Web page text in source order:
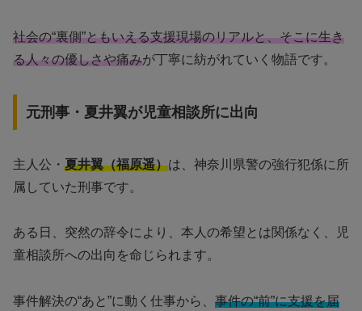
社会の“裏側”ともいえる支援現場のリアルと、そこに生き
る人々の優しさや痛みが丁寧に紡がれていく物語です。
元刑事・夏井翼が児童相談所に出向
主人公・ 夏井翼（福原遥）は、神奈川県警の強行犯係に所
属していた刑事です。
ある日、突然の辞令により、本人の希望とは関係なく、児
童相談所への出向を命じられます。
事件解決の“あと”に動く仕事から、 事件の“前”に支援を届